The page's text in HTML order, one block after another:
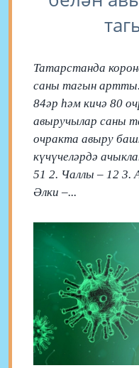
Татарстанда
саны тагын артты.
84әр һәм кичә 80
авыручылар саны
очракта авыру
күчүчеләрдә
51 2. Чаллы – 12 3.
Әлки –...